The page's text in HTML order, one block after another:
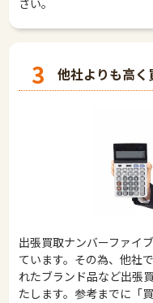
3 他社よりも高く
出張買取ナンバーファイ
ています。その為、他社
れたブランド品など出張
たします。参考までに「